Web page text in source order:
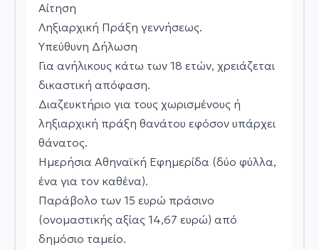
Αίτηση
Ληξιαρχική Πράξη γεννήσεως.
Υπεύθυνη Δήλωση
Για ανήλικους κάτω των 18 ετών, χρειάζεται
δικαστική απόφαση.
Διαζευκτήριο για τους χωρισμένους ή
ληξιαρχική πράξη θανάτου εφόσον υπάρχει
θάνατος.
Ημερήσια Αθηναϊκή Εφημερίδα (δύο φύλλα,
ένα για τον καθένα).
Παράβολο των 15 ευρώ πράσινο
(ονομαστικής αξίας 14,67 ευρώ) από
δημόσιο ταμείο.